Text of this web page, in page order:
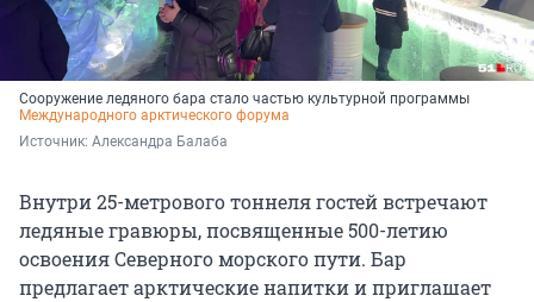
Сооружение ледяного бара стало частью культурной программы
Международного арктического форума
Источник: Александра Балаба
Внутри 25-метрового тоннеля гостей встречают
ледяные гравюры, посвященные500-летию
освоения Северного морского пути. Бар
предлагает арктические напитки и приглашает